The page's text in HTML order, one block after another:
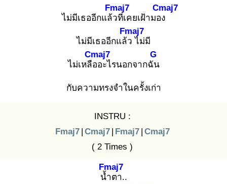
ไม่มีเธออีกแล้ว
Fmaj7
ที่เคยเฝ้ามอง
Cmaj7
ไม่มีเธออีกแล้ว
Fmaj7
ไม่มี
ไม่เหลือ
Cmaj7
อะไรนอกจากฉัน
G
กับความทรงจำในครั้งเก่า
INSTRU :
Fmaj7 | Cmaj7 | Fmaj7 | Cmaj7
( 2 Times )
น้ำ
Fmaj7
ตา..